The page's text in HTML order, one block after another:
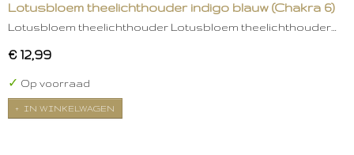
Lotusbloem theelichthouder indigo blauw (Chakra 6)
Lotusbloem theelichthouder Lotusbloem theelichthouder…
€ 12,99
✓ Op voorraad
IN WINKELWAGEN